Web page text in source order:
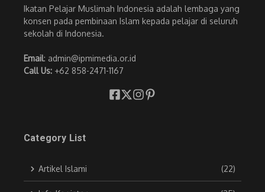
Ikatan Pelajar Muslimah Indonesia adalah lembaga yang
konsen pada pembinaan Islam kepada pelajar di seluruh
sekolah di Indonesia.
Email: admin@ipmimedia.or.id
Call Us: +62 858-2471-1167
Category List
Artikel Islami (22)